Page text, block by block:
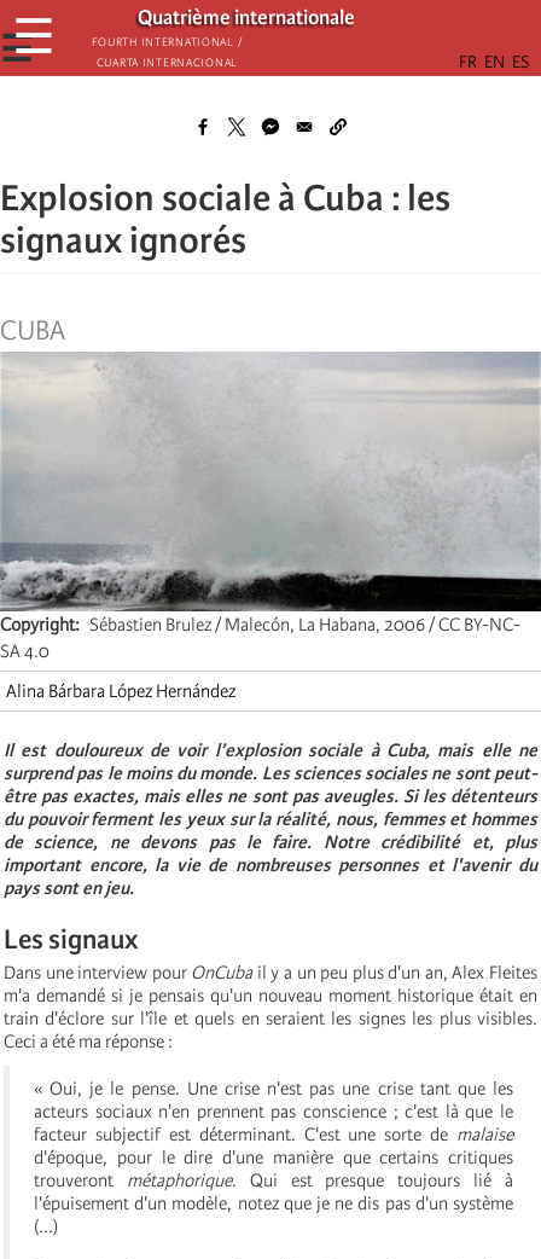
Aller
au
contenu
Quatrième internationale
Fourth International /
Cuarta Internacional
☰
☰
Explosion sociale à Cuba : les
signaux ignorés
CUBA
Copyright
Sébastien Brulez / Malecón, La Habana, 2006 / CC BY-NC-
SA 4.0
Alina Bárbara López Hernández
Il est douloureux de voir l’explosion sociale à Cuba, mais elle ne
surprend pas le moins du monde. Les sciences sociales ne sont peut-
être pas exactes, mais elles ne sont pas aveugles. Si les détenteurs
du pouvoir ferment les yeux sur la réalité, nous, femmes et hommes
de science, ne devons pas le faire. Notre crédibilité et, plus
important encore, la vie de nombreuses personnes et l'avenir du
pays sont en jeu.
Les signaux
Dans une interview pour OnCubail y a un peu plus d'un an, Alex Fleites
m'a demandé si je pensais qu'un nouveau moment historique était en
train d'éclore sur l'île et quels en seraient les signes les plus visibles.
Ceci a été ma réponse :
« Oui, je le pense. Une crise n'est pas une crise tant que les
acteurs sociaux n'en prennent pas conscience ; c'est là que le
facteur subjectif est déterminant. C'est une sorte de malaise
d'époque, pour le dire d'une manière que certains critiques
trouveront métaphorique. Qui est presque toujours lié à
l'épuisement d'un modèle, notez que je ne dis pas d'un système
(...)